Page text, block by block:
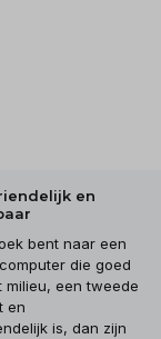
en
bent naar een
die goed
milieu, een tweede
en
is, dan zijn